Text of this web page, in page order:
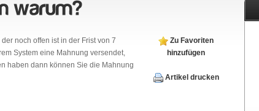
noch offen ist in der Frist von 7
System eine Mahnung versendet,
haben dann können Sie die Mahnung
Zu Favoriten
hinzufügen
Artikel drucken